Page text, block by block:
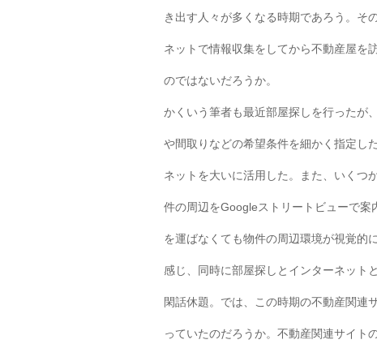
き出す人々が多くなる時期であろう。そ
ネットで情報収集をしてから不動産屋を
のではないだろうか。
かくいう筆者も最近部屋探しを行ったが
や間取りなどの希望条件を細かく指定し
ネットを大いに活用した。また、いくつ
件の周辺をGoogleストリートビューで案
を運ばなくても物件の周辺環境が視覚的
感じ、同時に部屋探しとインターネット
閑話休題。では、この時期の不動産関連
っていたのだろうか。不動産関連サイト